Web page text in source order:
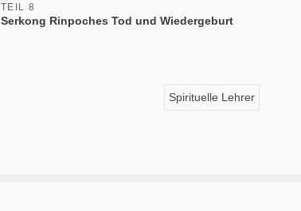
TEIL 8
Serkong Rinpoches Tod und Wiedergeburt
Spirituelle Lehrer